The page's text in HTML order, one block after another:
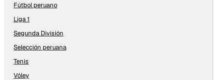
Fútbol peruano
Liga 1
Segunda División
Selección peruana
Tenis
Vóley